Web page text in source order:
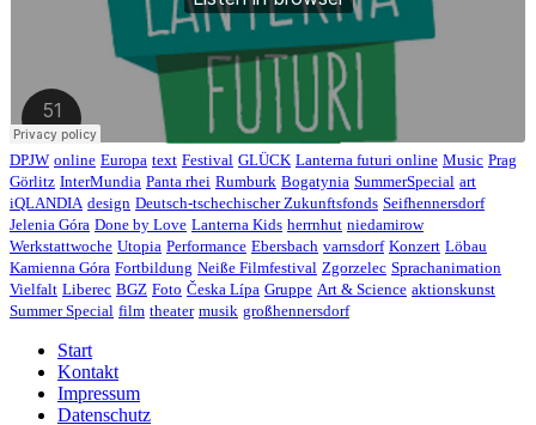
DPJW online Europa text Festival GLÜCK Lanterna futuri online Music Prag
Görlitz InterMundia Panta rhei Rumburk Bogatynia SummerSpecial art
iQLANDIA design Deutsch-tschechischer Zukunftsfonds Seifhennersdorf
Jelenia Góra Done by Love Lanterna Kids herrnhut niedamirow
Werkstattwoche Utopia Performance Ebersbach varnsdorf Konzert Löbau
Kamienna Góra Fortbildung Neiße Filmfestival Zgorzelec Sprachanimation
Vielfalt Liberec BGZ Foto Česka Lípa Gruppe Art & Science aktionskunst
Summer Special film theater musik großhennersdorf
Start
Kontakt
Impressum
Datenschutz